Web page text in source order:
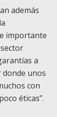
además
importante
a
donde unos
con
éticas”.